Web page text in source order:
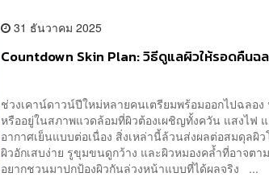
31 ธันวาคม 2025
Countdown Skin Plan: วิธีดูแลผิวให้รอดคืนฉ
ช่วงเคาน์ดาวน์ปีใหม่หลายคนเตรียมพร้อมออกไปฉลอ
หรืออยู่ในสภาพแวดล้อมที่ผิวต้องเผชิญทั้งควัน แสงไฟ
อากาศเย็นแบบต่อเนื่อง สิ่งเหล่านี้ล้วนส่งผลต่อสมดุลผิ
ผิวอักเสบง่าย รูขุมขนดูกว้าง และผิวหมองคล้ำที่อาจตา
อยากชวนมาปกป้องผิวกันล่วงหน้าแบบที่ได้ผลจริง ...